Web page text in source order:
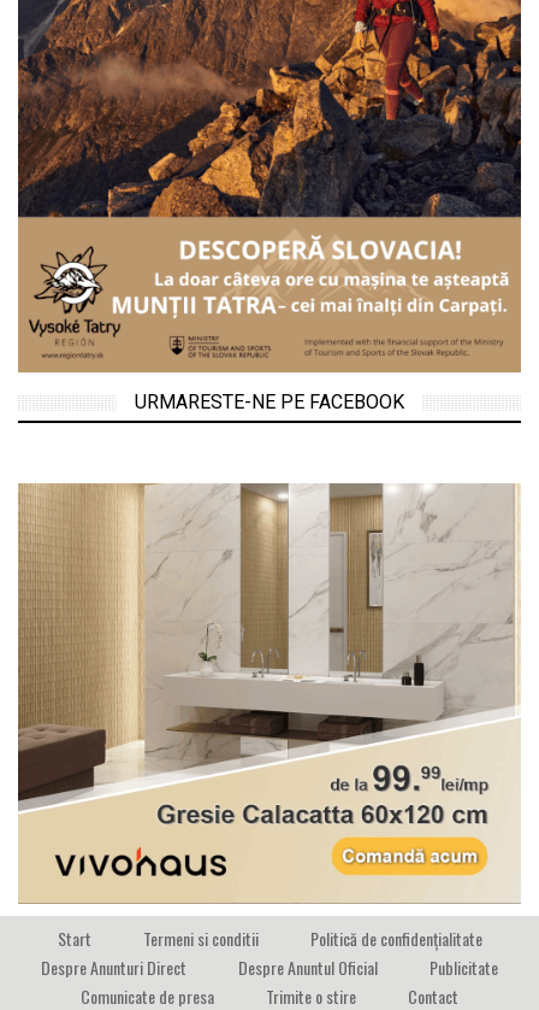
URMARESTE-NE PE FACEBOOK
Start Termeni si conditii
Politică de confidențialitate
Despre Anunturi Direct
Despre Anuntul Oficial
Publicitate
Comunicate de presa
Trimite o stire Contact